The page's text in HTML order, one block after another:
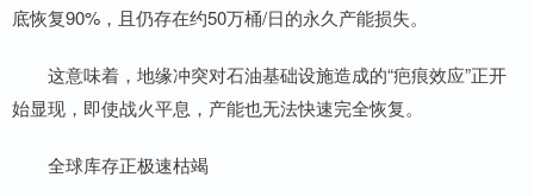
底恢复90%，且仍存在约50万桶/日的永久产能损失。
这意味着，地缘冲突对石油基础设施造成的“疤痕效应”正开
始显现，即使战火平息，产能也无法快速完全恢复。
全球库存正极速枯竭